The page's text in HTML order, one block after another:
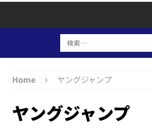
Home ヤングジャンプ
ヤングジャンプ